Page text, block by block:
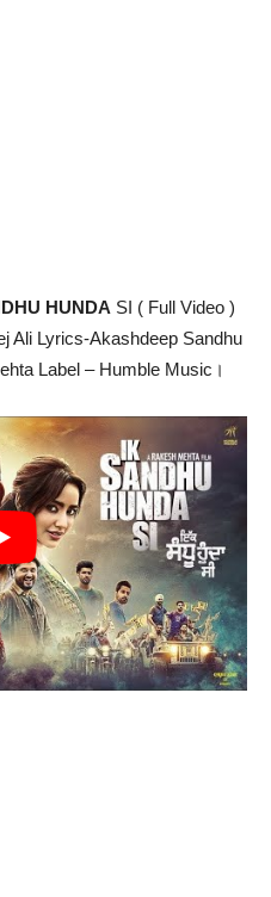
HUNDA SI ( Full Video )
Ali Lyrics-Akashdeep Sandhu
Label – Humble Music।